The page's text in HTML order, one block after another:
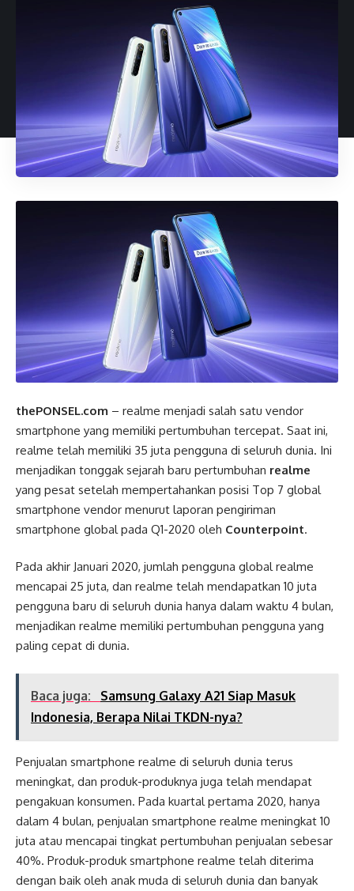
thePONSEL.com – realme menjadi salah satu vendor
smartphone yang memiliki pertumbuhan tercepat. Saat ini,
realme telah memiliki 35 juta pengguna di seluruh dunia. Ini
menjadikan tonggak sejarah baru pertumbuhan realme
yang pesat setelah mempertahankan posisi Top 7 global
smartphone vendor menurut laporan pengiriman
smartphone global pada Q1-2020 oleh Counterpoint.
Pada akhir Januari 2020, jumlah pengguna global realme
mencapai 25 juta, dan realme telah mendapatkan 10 juta
pengguna baru di seluruh dunia hanya dalam waktu 4 bulan,
menjadikan realme memiliki pertumbuhan pengguna yang
paling cepat di dunia.
Baca juga:
Samsung Galaxy A21 Siap Masuk
Indonesia, Berapa Nilai TKDN-nya?
Penjualan smartphone realme di seluruh dunia terus
meningkat, dan produk-produknya juga telah mendapat
pengakuan konsumen. Pada kuartal pertama 2020, hanya
dalam 4 bulan, penjualan smartphone realme meningkat 10
juta atau mencapai tingkat pertumbuhan penjualan sebesar
40%. Produk-produk smartphone realme telah diterima
dengan baik oleh anak muda di seluruh dunia dan banyak